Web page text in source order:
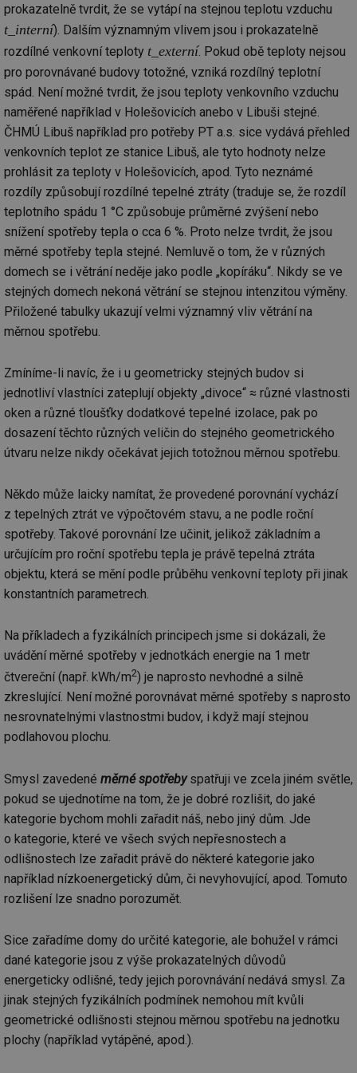
prokazatelně tvrdit, že se vytápí na stejnou teplotu vzduchu
t_interní). Dalším významným vlivem jsou i prokazatelně
rozdílné venkovní teploty t_externí. Pokud obě teploty nejsou
pro porovnávané budovy totožné, vzniká rozdílný teplotní
spád. Není možné tvrdit, že jsou teploty venkovního vzduchu
naměřené například v Holešovicích anebo v Libuši stejné.
ČHMÚ Libuš například pro potřeby PT a.s. sice vydává přehled
venkovních teplot ze stanice Libuš, ale tyto hodnoty nelze
prohlásit za teploty v Holešovicích, apod. Tyto neznámé
rozdíly způsobují rozdílné tepelné ztráty (traduje se, že rozdíl
teplotního spádu 1 °C způsobuje průměrné zvýšení nebo
snížení spotřeby tepla o cca 6 %. Proto nelze tvrdit, že jsou
měrné spotřeby tepla stejné. Nemluvě o tom, že v různých
domech se i větrání neděje jako podle „kopíráku“. Nikdy se ve
stejných domech nekoná větrání se stejnou intenzitou výměny.
Přiložené tabulky ukazují velmi významný vliv větrání na
měrnou spotřebu.
Zmíníme-li navíc, že i u geometricky stejných budov si
jednotliví vlastníci zateplují objekty „divoce“ ≈ různé vlastnosti
oken a různé tloušťky dodatkové tepelné izolace, pak po
dosazení těchto různých veličin do stejného geometrického
útvaru nelze nikdy očekávat jejich totožnou měrnou spotřebu.
Někdo může laicky namítat, že provedené porovnání vychází
z tepelných ztrát ve výpočtovém stavu, a ne podle roční
spotřeby. Takové porovnání lze učinit, jelikož základním a
určujícím pro roční spotřebu tepla je právě tepelná ztráta
objektu, která se mění podle průběhu venkovní teploty při jinak
konstantních parametrech.
Na příkladech a fyzikálních principech jsme si dokázali, že
uvádění měrné spotřeby v jednotkách energie na 1 metr
čtvereční (např. kWh/m2) je naprosto nevhodné a silně
zkreslující. Není možné porovnávat měrné spotřeby s naprosto
nesrovnatelnými vlastnostmi budov, i když mají stejnou
podlahovou plochu.
Smysl zavedené měrné spotřebyspatřuji ve zcela jiném světle,
pokud se ujednotíme na tom, že je dobré rozlišit, do jaké
kategorie bychom mohli zařadit náš, nebo jiný dům. Jde
o kategorie, které ve všech svých nepřesnostech a
odlišnostech lze zařadit právě do některé kategorie jako
například nízkoenergetický dům, či nevyhovující, apod. Tomuto
rozlišení lze snadno porozumět.
Sice zařadíme domy do určité kategorie, ale bohužel v rámci
dané kategorie jsou z výše prokazatelných důvodů
energeticky odlišné, tedy jejich porovnávání nedává smysl. Za
jinak stejných fyzikálních podmínek nemohou mít kvůli
geometrické odlišnosti stejnou měrnou spotřebu na jednotku
plochy (například vytápěné, apod.).